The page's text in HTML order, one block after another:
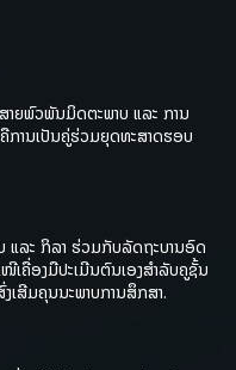
າຍພົວພັນມິດຕະພາບ ແລະ ການ
ການເປັນຄູ່ຮ່ວມຍຸດທະສາດຮອບ
ແລະ ກິລາ ຮ່ວມກັບລັດຖະບານອົດ
ໜີເຄື່ອງມືປະເມີນຕົນເອງສຳລັບຄູຊັ້ນ
ເສີມຄຸນນະພາບການສຶກສາ.